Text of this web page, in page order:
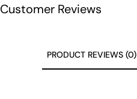
Customer Reviews
PRODUCT REVIEWS (0)